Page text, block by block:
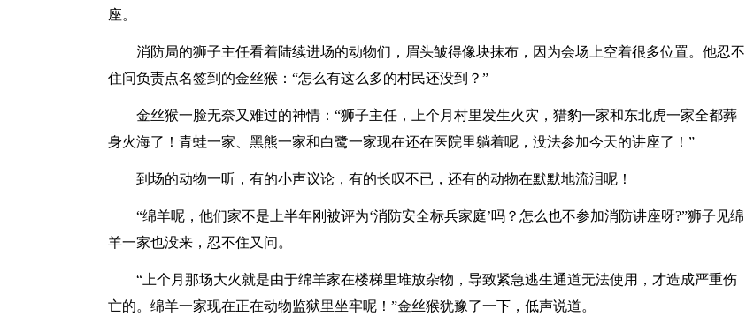
座。
消防局的狮子主任看着陆续进场的动物们，眉头皱得像块抹布，因为会场上空着很多位置。他忍不
住问负责点名签到的金丝猴：“怎么有这么多的村民还没到？”
金丝猴一脸无奈又难过的神情：“狮子主任，上个月村里发生火灾，猎豹一家和东北虎一家全都葬
身火海了！青蛙一家、黑熊一家和白鹭一家现在还在医院里躺着呢，没法参加今天的讲座了！”
到场的动物一听，有的小声议论，有的长叹不已，还有的动物在默默地流泪呢！
“绵羊呢，他们家不是上半年刚被评为‘消防安全标兵家庭’吗？怎么也不参加消防讲座呀?”狮子见绵
羊一家也没来，忍不住又问。
“上个月那场大火就是由于绵羊家在楼梯里堆放杂物，导致紧急逃生通道无法使用，才造成严重伤
亡的。绵羊一家现在正在动物监狱里坐牢呢！”金丝猴犹豫了一下，低声说道。